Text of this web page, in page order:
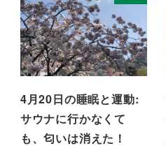
4月20日の睡眠と運動:
サウナに行かなくて
も、匂いは消えた！